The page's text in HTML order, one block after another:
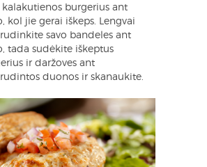
kalakutienos burgerius ant
kol jie gerai iškeps. Lengvai
savo bandeles ant
tada sudėkite iškeptus
ir daržoves ant
duonos ir skanaukite.